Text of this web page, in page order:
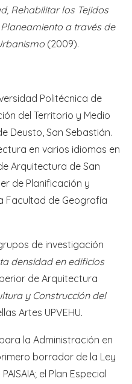
Rehabilitar los Tejidos
a través de
(2009).
Politécnica de
del Territorio y Medio
Deusto, San Sebastián.
en varios idiomas en
Arquitectura de San
de Planificación y
Facultad de Geografía
de investigación
densidad en edificios
de Arquitectura
y Construcción del
Artes UPVEHU.
la Administración en
borrador de la Ley
el Plan Especial